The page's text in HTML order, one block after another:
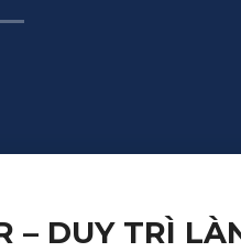
– DUY TRÌ